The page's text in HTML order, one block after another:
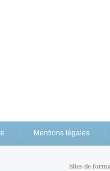
Mentions légales
Sites de